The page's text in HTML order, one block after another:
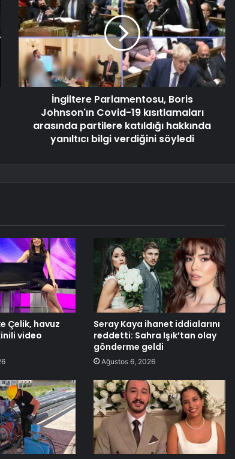
İngiltere Parlamentosu, Boris
Johnson'ın Covid-19 kısıtlamaları
arasında partilere katıldığı hakkında
yanıltıcı bilgi verdiğini söyledi
Çelik, havuz
video
Seray Kaya ihanet iddialarını
reddetti: Sahra Işık’tan olay
gönderme geldi
Ağustos 6, 2026